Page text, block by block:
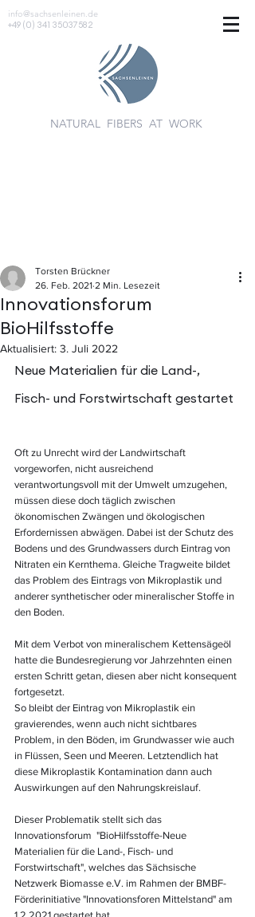
info@sachsenleinen.de
+49 (0) 341 35037582
NATURAL FIBERS AT WORK
Innovationsforum
BioHilfsstoffe
Torsten Brückner
26. Feb. 2021 2 Min. Lesezeit
Aktualisiert: 3. Juli 2022
Neue Materialien für die Land-,
Fisch- und Forstwirtschaft gestartet
Oft zu Unrecht wird der Landwirtschaft
vorgeworfen, nicht ausreichend
verantwortungsvoll mit der Umwelt umzugehen,
müssen diese doch täglich zwischen
ökonomischen Zwängen und ökologischen
Erfordernissen abwägen. Dabei ist der Schutz des
Bodens und des Grundwassers durch Eintrag von
Nitraten ein Kernthema. Gleiche Tragweite bildet
das Problem des Eintrags von Mikroplastik und
anderer synthetischer oder mineralischer Stoffe in
den Boden.
Mit dem Verbot von mineralischem Kettensägeöl
hatte die Bundesregierung vor Jahrzehnten einen
ersten Schritt getan, diesen aber nicht konsequent
fortgesetzt.
So bleibt der Eintrag von Mikroplastik ein
gravierendes, wenn auch nicht sichtbares
Problem, in den Böden, im Grundwasser wie auch
in Flüssen, Seen und Meeren. Letztendlich hat
diese Mikroplastik Kontamination dann auch
Auswirkungen auf den Nahrungskreislauf.
Dieser Problematik stellt sich das
Innovationsforum  "BioHilfsstoffe-Neue
Materialien für die Land-, Fisch- und
Forstwirtschaft", welches das Sächsische
Netzwerk Biomasse e.V. im Rahmen der BMBF-
Förderinitiative "Innovationsforen Mittelstand" am